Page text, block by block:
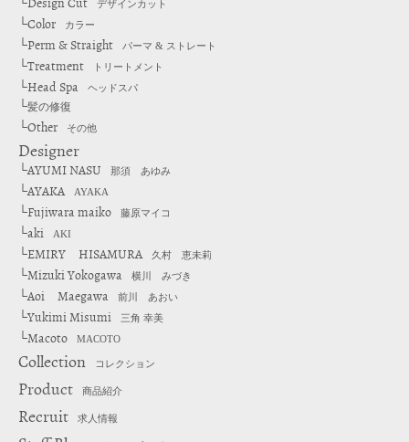
└ デザインカット
└Color カラー
└Perm & Straight パーマ & ストレート
└Treatment トリートメント
└Head Spa ヘッドスパ
└髪の修復
└Other その他
Designer
└AYUMI NASU 那須 あゆみ
└AYAKA AYAKA
└Fujiwara maiko 藤原マイコ
└aki AKI
└EMIRY HISAMURA 久村 恵未莉
└Mizuki Yokogawa 横川 みづき
└Aoi Maegawa 前川 あおい
└Yukimi Misumi 三角 幸美
└Macoto MACOTO
Collection コレクション
Product 商品紹介
Recruit 求人情報